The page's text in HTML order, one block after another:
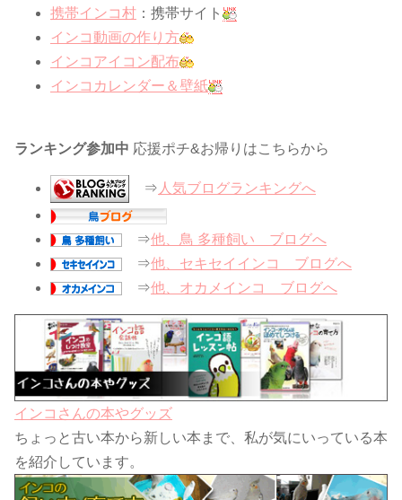
携帯インコ村 ：携帯サイト
インコ動画の作り方
インコアイコン配布
インコカレンダー＆壁紙
ランキング参加中 応援ポチ&お帰りはこちらから
⇒ 人気ブログランキングへ
⇒他、鳥 多種飼い ブログへ
⇒他、セキセイインコ ブログへ
⇒他、オカメインコ ブログへ
インコさんの本やグッズ
ちょっと古い本から新しい本まで、私が気にいっている本
を紹介しています。